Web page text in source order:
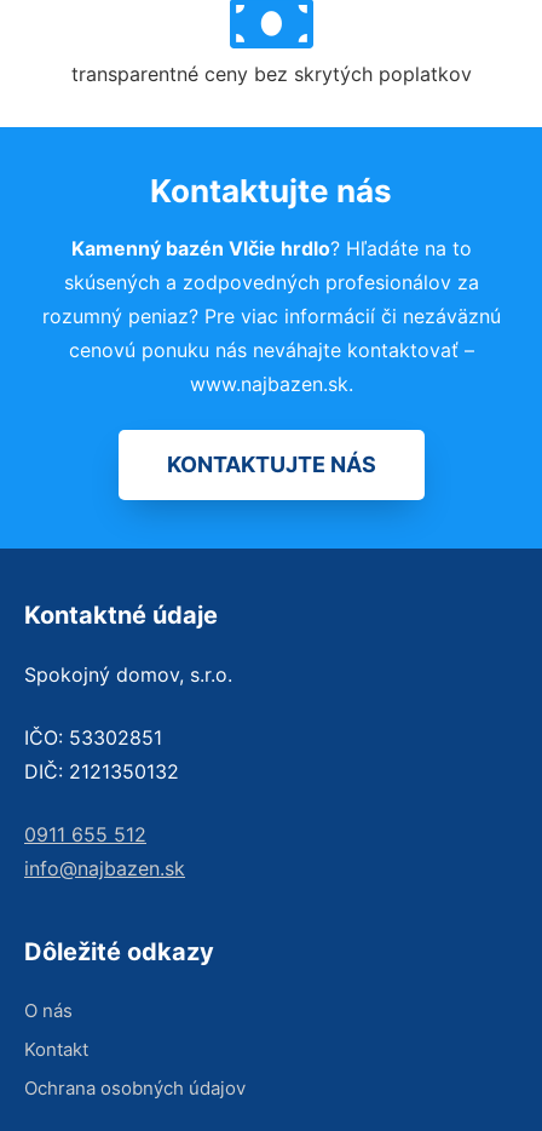
transparentné ceny bez skrytých poplatkov
Kontaktujte nás
Kamenný bazén Vlčie hrdlo? Hľadáte na to
skúsených a zodpovedných profesionálov za
rozumný peniaz? Pre viac informácií či nezáväznú
cenovú ponuku nás neváhajte kontaktovať –
www.najbazen.sk.
KONTAKTUJTE NÁS
Kontaktné údaje
Spokojný domov, s.r.o.
IČO: 53302851
DIČ: 2121350132
0911 655 512
info@najbazen.sk
Dôležité odkazy
O nás
Kontakt
Ochrana osobných údajov